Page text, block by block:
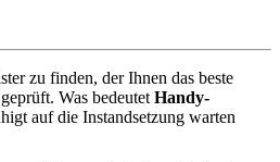
zu finden, der Ihnen das beste
Was bedeutet Handy-
auf die Instandsetzung warten